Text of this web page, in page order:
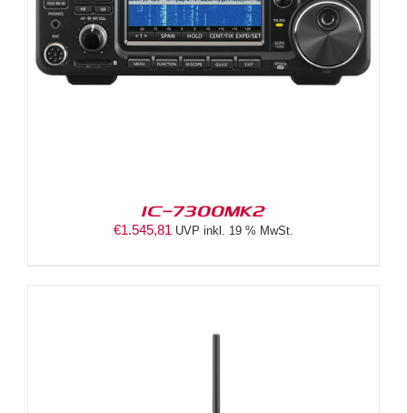
IC-7300MK2
€1.545,81 UVP inkl. 19 % MwSt.